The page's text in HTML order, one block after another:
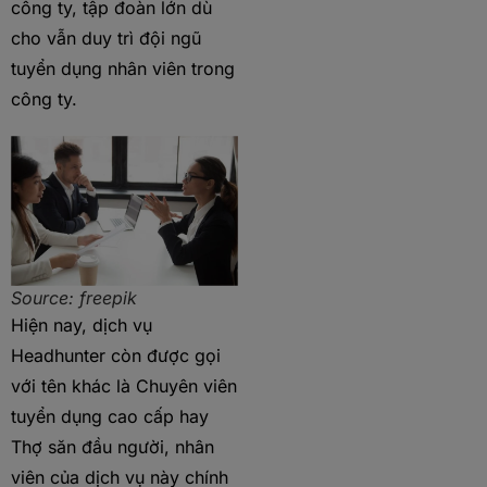
công ty, tập đoàn lớn dù
cho vẫn duy trì đội ngũ
tuyển dụng nhân viên trong
công ty.
Source: freepik
Hiện nay, dịch vụ
Headhunter còn được gọi
với tên khác là Chuyên viên
tuyển dụng cao cấp hay
Thợ săn đầu người, nhân
viên của dịch vụ này chính